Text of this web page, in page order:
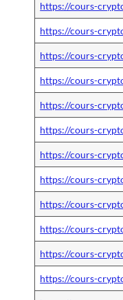
https://cours-
https://cours-
https://cours-
https://cours-
https://cours-
https://cours-
https://cours-
https://cours-
https://cours-
https://cours-
https://cours-
https://cours-